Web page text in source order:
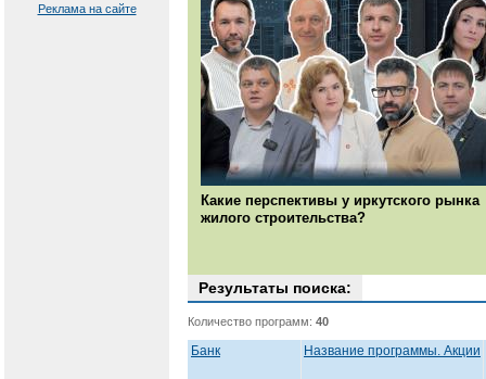
Реклама на сайте
Какие перспективы у иркутского рынка
жилого строительства?
Результаты поиска:
Количество программ: 40
Банк Название программы. Акции